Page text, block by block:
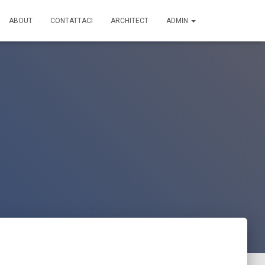
ABOUT CONTATTACI ARCHITECT ADMIN